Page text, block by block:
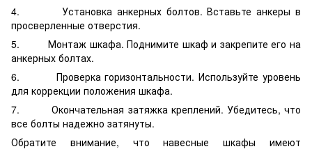
4. Установка анкерных болтов. Вставьте анкеры в
просверленные отверстия.
5. Монтаж шкафа. Поднимите шкаф и закрепите его на
анкерных болтах.
6. Проверка горизонтальности. Используйте уровень
для коррекции положения шкафа.
7. Окончательная затяжка креплений. Убедитесь, что
все болты надежно затянуты.
Обратите внимание, что навесные шкафы имеют